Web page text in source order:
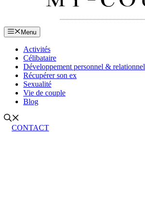
Menu
Activités
Célibataire
Développement personnel & relationnel
Récupérer son ex
Sexualité
Vie de couple
Blog
CONTACT